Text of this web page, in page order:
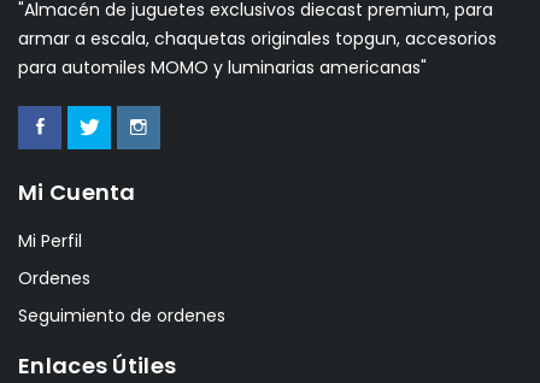
"Almacén de juguetes exclusivos diecast premium, para
armar a escala, chaquetas originales topgun, accesorios
para automiles MOMO y luminarias americanas"
Mi Cuenta
Mi Perfil
Ordenes
Seguimiento de ordenes
Enlaces Útiles